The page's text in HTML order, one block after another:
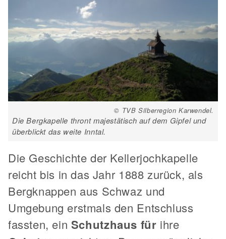
© TVB Silberregion Karwendel.
Die Bergkapelle thront majestätisch auf dem Gipfel und
überblickt das weite Inntal.
Die Geschichte der Kellerjochkapelle
reicht bis in das Jahr 1888 zurück, als
Bergknappen aus Schwaz und
Umgebung erstmals den Entschluss
fassten, ein Schutzhaus für ihre